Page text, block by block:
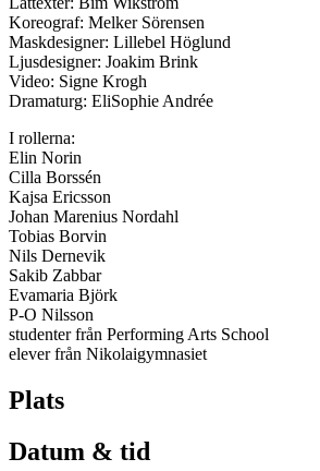
Koreograf: Melker Sörensen
Maskdesigner: Lillebel Höglund
Ljusdesigner: Joakim Brink
Video: Signe Krogh
Dramaturg: EliSophie Andrée
I rollerna:
Elin Norin
Cilla Borssén
Kajsa Ericsson
Johan Marenius Nordahl
Tobias Borvin
Nils Dernevik
Sakib Zabbar
Evamaria Björk
P-O Nilsson
studenter från Performing Arts School
elever från Nikolaigymnasiet
Plats
Datum & tid